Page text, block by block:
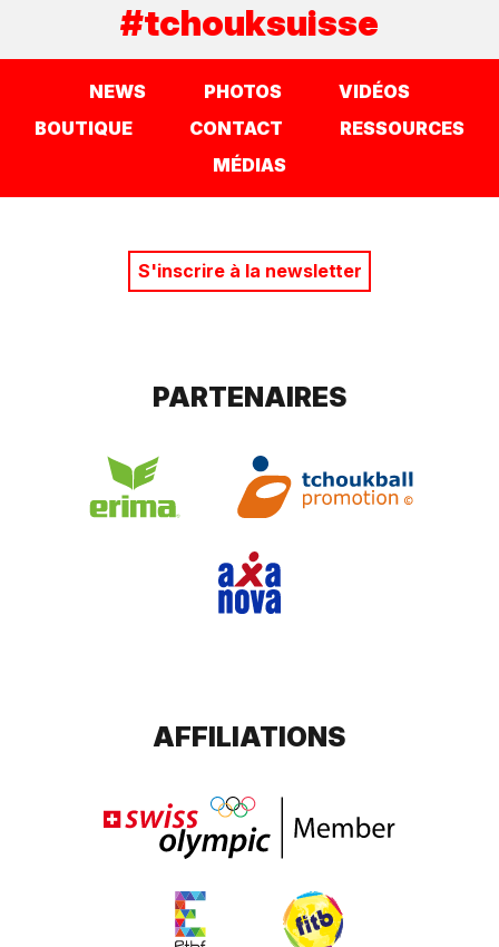
#tchouksuisse
NEWS PHOTOS
VIDÉOS
BOUTIQUE
CONTACT
RESSOURCES
MÉDIAS
S'inscrire à la newsletter
PARTENAIRES
AFFILIATIONS